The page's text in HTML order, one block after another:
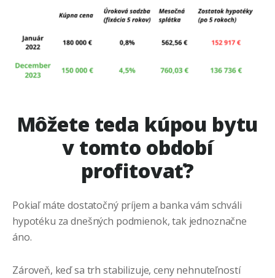
Môžete teda kúpou bytu
v tomto období
profitovať?
Pokiaľ máte dostatočný príjem a banka vám schváli
hypotéku za dnešných podmienok, tak jednoznačne
áno.
Zároveň, keď sa trh stabilizuje, ceny nehnuteľností